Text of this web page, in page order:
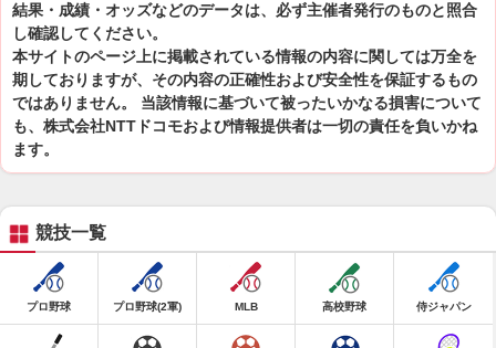
結果・成績・オッズなどのデータは、必ず主催者発行のものと照合
し確認してください。
本サイトのページ上に掲載されている情報の内容に関しては万全を
期しておりますが、その内容の正確性および安全性を保証するもの
ではありません。 当該情報に基づいて被ったいかなる損害について
も、株式会社NTTドコモおよび情報提供者は一切の責任を負いかね
ます。
競技一覧
プロ野球 プロ野球(2軍) MLB 高校野球 侍ジャパン